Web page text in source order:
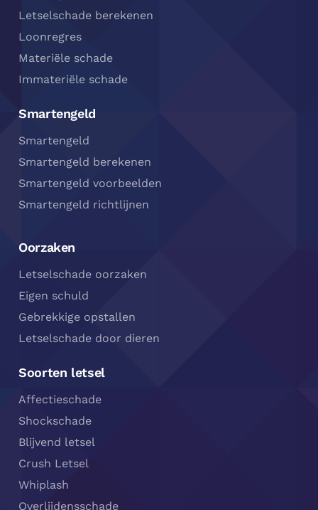
Letselschade berekenen
Loonregres
Materiële schade
Immateriële schade
Smartengeld
Smartengeld
Smartengeld berekenen
Smartengeld voorbeelden
Smartengeld richtlijnen
Oorzaken
Letselschade oorzaken
Eigen schuld
Gebrekkige opstallen
Letselschade door dieren
Soorten letsel
Affectieschade
Shockschade
Blijvend letsel
Crush Letsel
Whiplash
Overlijdensschade